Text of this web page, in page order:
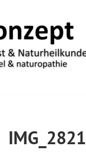
IMG_2821